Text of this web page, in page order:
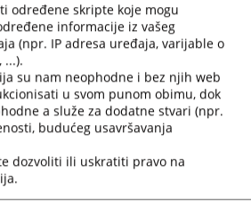
nema vijesti
određene skripte koje mogu
informacije iz vašeg
(npr. IP adresa uređaja, varijable o
su nam neophodne i bez njih web
u svom punom obimu, dok
a služe za dodatne stvari (npr.
budućeg usavršavanja
dozvoliti ili uskratiti pravo na